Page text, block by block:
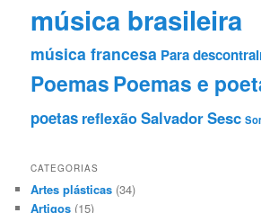
música brasileira
música francesa Para
PoemasPoemas e
poetas reflexãoSalvadorSesc
CATEGORIAS
Artes plásticas (34)
Artigos (15)